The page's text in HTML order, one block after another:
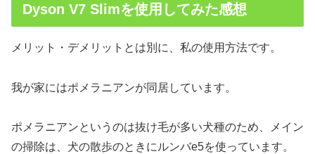
Dyson V7 Slimを使用してみた感想
メリット・デメリットとは別に、私の使用方法です。
我が家にはポメラニアンが同居しています。
ポメラニアンというのは抜け毛が多い犬種のため、メイン
の掃除は、犬の散歩のときにルンバe5を使っています。